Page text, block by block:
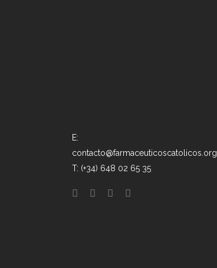
E:
contacto@farmaceuticoscatolicos.org
T: (+34) 648 02 65 35